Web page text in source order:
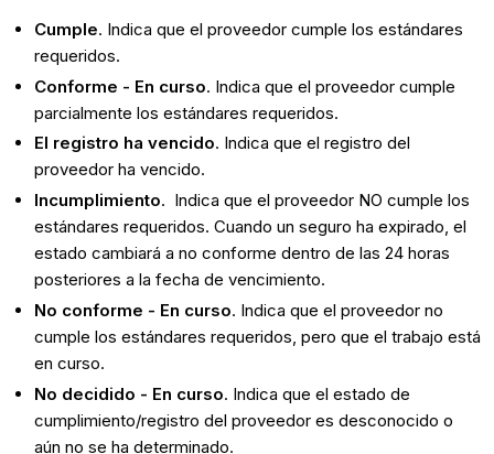
Cumple. Indica que el proveedor cumple los estándares
requeridos.
Conforme - En curso. Indica que el proveedor cumple
parcialmente los estándares requeridos.
El registro ha vencido. Indica que el registro del
proveedor ha vencido.
Incumplimiento. Indica que el proveedor NO cumple los
estándares requeridos. Cuando un seguro ha expirado, el
estado cambiará a no conforme dentro de las 24 horas
posteriores a la fecha de vencimiento.
No conforme - En curso. Indica que el proveedor no
cumple los estándares requeridos, pero que el trabajo está
en curso.
No decidido - En curso. Indica que el estado de
cumplimiento/registro del proveedor es desconocido o
aún no se ha determinado.